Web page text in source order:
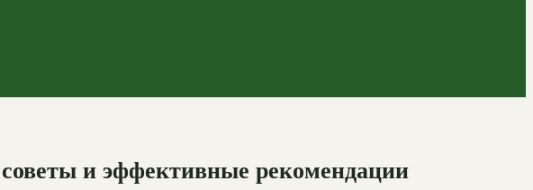
и эффективные рекомендации